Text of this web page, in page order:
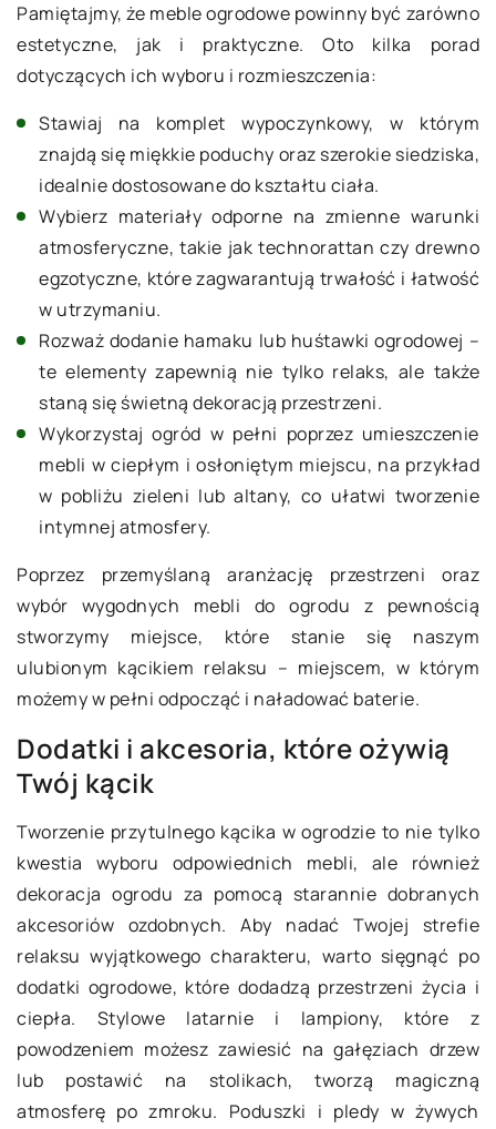
Pamiętajmy, że meble ogrodowe powinny być zarówno
estetyczne, jak i praktyczne. Oto kilka porad
dotyczących ich wyboru i rozmieszczenia:
Stawiaj na komplet wypoczynkowy, w którym
znajdą się miękkie poduchy oraz szerokie siedziska,
idealnie dostosowane do kształtu ciała.
Wybierz materiały odporne na zmienne warunki
atmosferyczne, takie jak technorattan czy drewno
egzotyczne, które zagwarantują trwałość i łatwość
w utrzymaniu.
Rozważ dodanie hamaku lub huśtawki ogrodowej –
te elementy zapewnią nie tylko relaks, ale także
staną się świetną dekoracją przestrzeni.
Wykorzystaj ogród w pełni poprzez umieszczenie
mebli w ciepłym i osłoniętym miejscu, na przykład
w pobliżu zieleni lub altany, co ułatwi tworzenie
intymnej atmosfery.
Poprzez przemyślaną aranżację przestrzeni oraz
wybór wygodnych mebli do ogrodu z pewnością
stworzymy miejsce, które stanie się naszym
ulubionym kącikiem relaksu – miejscem, w którym
możemy w pełni odpocząć i naładować baterie.
Dodatki i akcesoria, które ożywią
Twój kącik
Tworzenie przytulnego kącika w ogrodzie to nie tylko
kwestia wyboru odpowiednich mebli, ale również
dekoracja ogrodu za pomocą starannie dobranych
akcesoriów ozdobnych. Aby nadać Twojej strefie
relaksu wyjątkowego charakteru, warto sięgnąć po
dodatki ogrodowe, które dodadzą przestrzeni życia i
ciepła. Stylowe latarnie i lampiony, które z
powodzeniem możesz zawiesić na gałęziach drzew
lub postawić na stolikach, tworzą magiczną
atmosferę po zmroku. Poduszki i pledy w żywych